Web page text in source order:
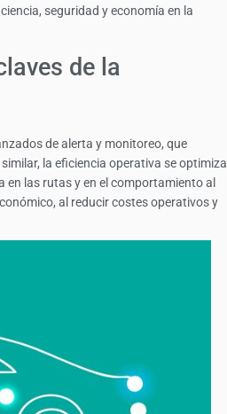
seguridad y economía en la
de la
de alerta y monitoreo, que
la eficiencia operativa se optimiza
las rutas y en el comportamiento al
al reducir costes operativos y